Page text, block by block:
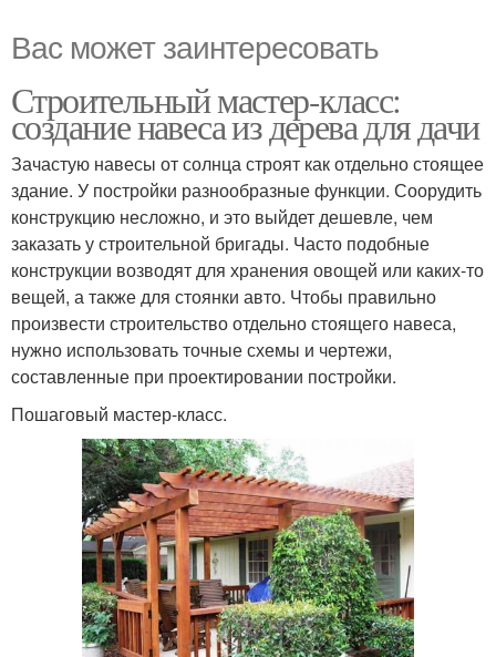
Вас может заинтересовать
Строительный мастер-класс:
создание навеса из дерева для дачи
Зачастую навесы от солнца строят как отдельно стоящее
здание. У постройки разнообразные функции. Соорудить
конструкцию несложно, и это выйдет дешевле, чем
заказать у строительной бригады. Часто подобные
конструкции возводят для хранения овощей или каких-то
вещей, а также для стоянки авто. Чтобы правильно
произвести строительство отдельно стоящего навеса,
нужно использовать точные схемы и чертежи,
составленные при проектировании постройки.
Пошаговый мастер-класс.